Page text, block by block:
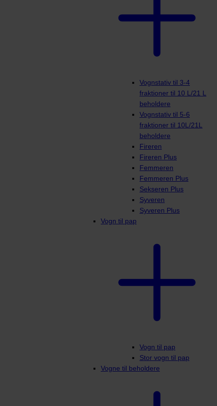
Vognstativ til 3-4
fraktioner til 10 L/21 L
beholdere
Vognstativ til 5-6
fraktioner til 10L/21L
beholdere
Fireren
Fireren Plus
Femmeren
Femmeren Plus
Sekseren Plus
Syveren
Syveren Plus
Vogn til pap
Vogn til pap
Stor vogn til pap
Vogne til beholdere